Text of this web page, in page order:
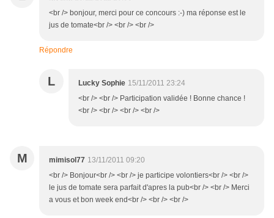
<br /> bonjour, merci pour ce concours :-) ma réponse est le
jus de tomate<br /> <br /> <br />
Répondre
L Lucky Sophie 15/11/2011 23:24
<br /> <br /> Participation validée ! Bonne chance !
<br /> <br /> <br /> <br />
M mimisol77 13/11/2011 09:20
<br /> Bonjour<br /> <br /> je participe volontiers<br /> <br />
le jus de tomate sera parfait d'apres la pub<br /> <br /> Merci
a vous et bon week end<br /> <br /> <br />